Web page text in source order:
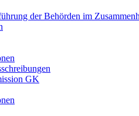
der Behörden im
GK